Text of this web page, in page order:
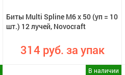
Биты Multi Spline M6 x 50 (уп = 10
шт.) 12 лучей, Novocraft
314 руб. за упак
В наличии